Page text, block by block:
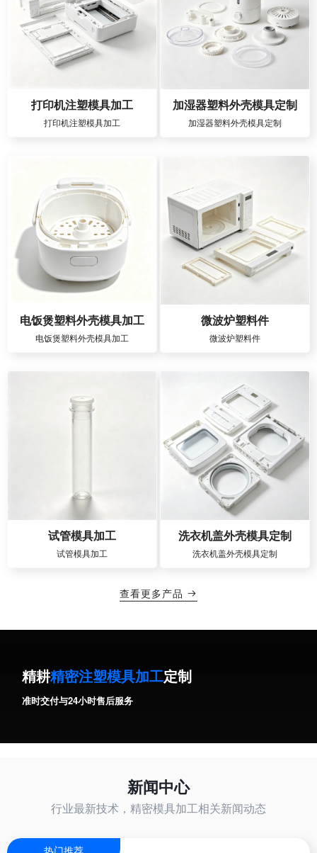
打印机注塑模具加工
打印机注塑模具加工
加湿器塑料外壳模具定制
加湿器塑料外壳模具定制
电饭煲塑料外壳模具加工
电饭煲塑料外壳模具加工
微波炉塑料件
微波炉塑料件
试管模具加工
试管模具加工
洗衣机盖外壳模具定制
洗衣机盖外壳模具定制
查看更多产品 
精耕精密注塑模具加工定制
准时交付与24小时售后服务
新闻中心
行业最新技术，精密模具加工相关新闻动态
热门推荐